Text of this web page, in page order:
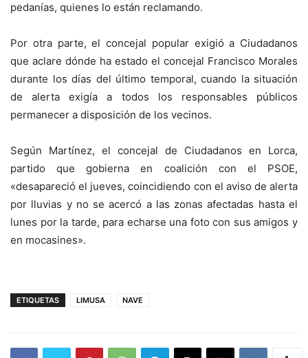
pedanías, quienes lo están reclamando.
Por otra parte, el concejal popular exigió a Ciudadanos
que aclare dónde ha estado el concejal Francisco Morales
durante los días del último temporal, cuando la situación
de alerta exigía a todos los responsables públicos
permanecer a disposición de los vecinos.
Según Martínez, el concejal de Ciudadanos en Lorca,
partido que gobierna en coalición con el PSOE,
«desapareció el jueves, coincidiendo con el aviso de alerta
por lluvias y no se acercó a las zonas afectadas hasta el
lunes por la tarde, para echarse una foto con sus amigos y
en mocasines».
ETIQUETAS LIMUSA NAVE